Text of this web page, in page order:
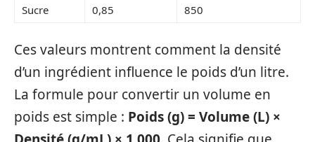
Sucre
0,85 850
Ces valeurs montrent comment la densité
d’un ingrédient influence le poids d’un litre.
La formule pour convertir un volume en
poids est simple : Poids (g) = Volume (L) ×